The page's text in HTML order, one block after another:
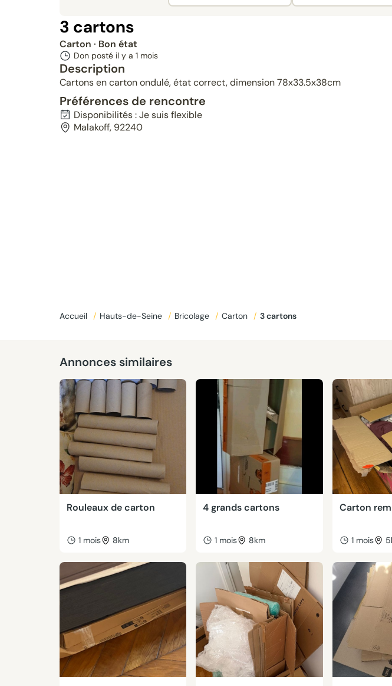
3 cartons
Carton · Bon état
Don posté il y a 1 mois
Description
Cartons en carton ondulé, état correct, dimension 78x33.5x38cm
Préférences de rencontre
Disponibilités : Je suis flexible
Malakoff, 92240
Accueil / Hauts-de-Seine / Bricolage / Carton / 3 cartons
Annonces similaires
Rouleaux de carton
1 mois 8km
4 grands cartons
1 mois 8km
Carton
1 mois